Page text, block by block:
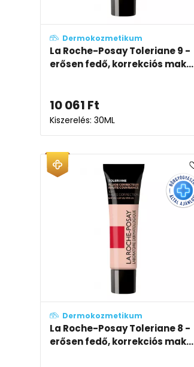
Dermokozmetikum
La Roche-Posay Toleriane 9 -
erősen fedő, korrekciós mak...
10 061 Ft
Kiszerelés: 30ML
Dermokozmetikum
La Roche-Posay Toleriane 8 -
erősen fedő, korrekciós mak...